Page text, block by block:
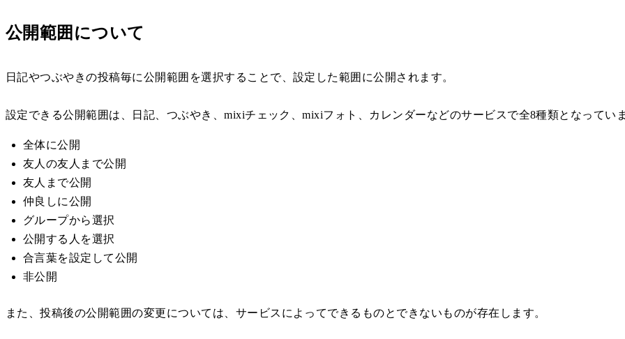
公開範囲について
日記やつぶやきの投稿毎に公開範囲を選択することで、設定した範囲に公開されます。
設定できる公開範囲は、日記、つぶやき、mixiチェック、mixiフォト、カレンダーなどのサービスで全8種類となってい
全体に公開
友人の友人まで公開
友人まで公開
仲良しに公開
グループから選択
公開する人を選択
合言葉を設定して公開
非公開
また、投稿後の公開範囲の変更については、サービスによってできるものとできないものが存在します。